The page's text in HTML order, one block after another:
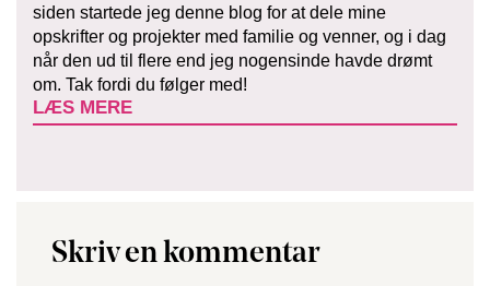
siden startede jeg denne blog for at dele mine
opskrifter og projekter med familie og venner, og i dag
når den ud til flere end jeg nogensinde havde drømt
om. Tak fordi du følger med!
LÆS MERE
Skriv en kommentar